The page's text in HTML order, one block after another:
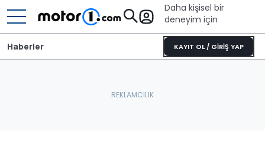
Daha kişisel bir
deneyim için
KAYIT OL / GİRİŞ YAP
Haberler